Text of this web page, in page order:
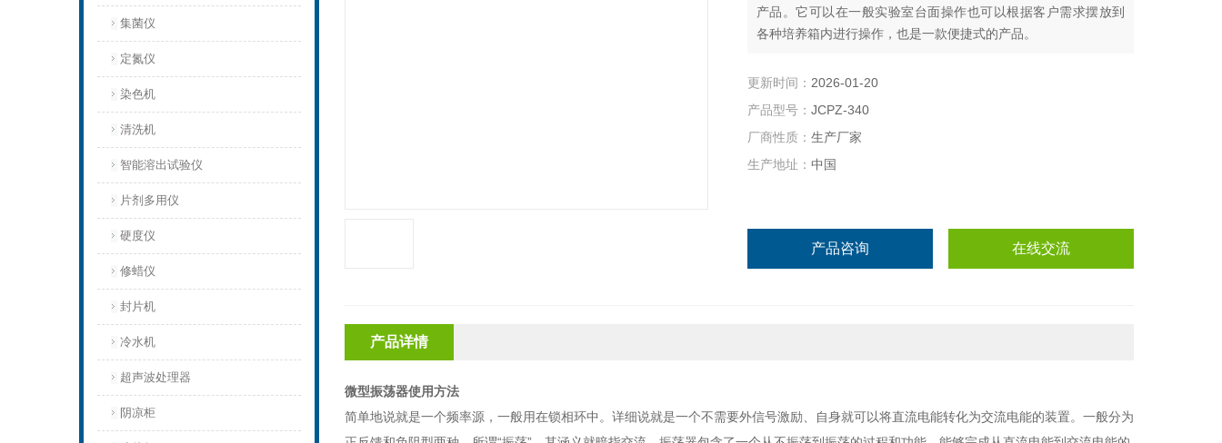
集菌仪
定氮仪
染色机
清洗机
智能溶出试验仪
片剂多用仪
硬度仪
修蜡仪
封片机
冷水机
超声波处理器
阴凉柜
产品。它可以在一般实验室台面操作也可以根据客户需求摆放到
各种培养箱内进行操作，也是一款便捷式的产品。
更新时间： 2026-01-20
产品型号： JCPZ-340
厂商性质： 生产厂家
生产地址： 中国
产品咨询 在线交流
产品详情
微型振荡器使用方法
简单地说就是一个频率源，一般用在锁相环中。详细说就是一个不需要外信号激励、自身就可以将直流电能转化为交流电能的装置。一般分为